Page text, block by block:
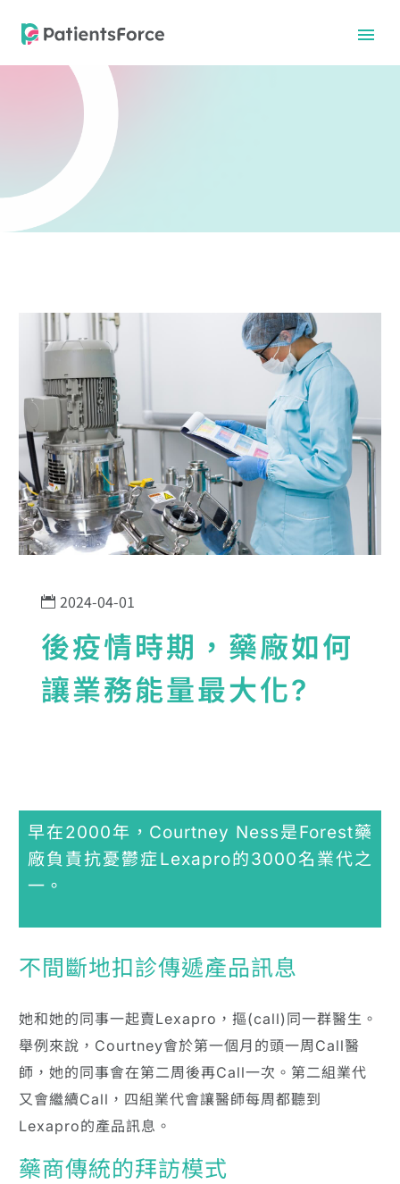
2024-04-01
後疫情時期，藥廠如何
讓業務能量最大化?
早在2000年，Courtney Ness是Forest藥
廠負責抗憂鬱症Lexapro的3000名業代之
一。
不間斷地扣診傳遞產品訊息
她和她的同事一起賣Lexapro，摳(call)同一群醫生。
舉例來說，Courtney會於第一個月的頭一周Call醫
師，她的同事會在第二周後再Call一次。第二組業代
又會繼續Call，四組業代會讓醫師每周都聽到
Lexapro的產品訊息。
藥商傳統的拜訪模式